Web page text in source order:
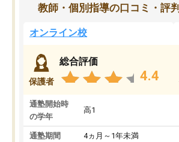
教師・個別指導の口コミ・評判
オンライン校
保護者
総合評価
4.4
通塾開始時
の学年
高1
通塾期間 4ヵ月～1年未満